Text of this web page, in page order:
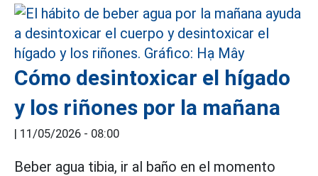
Cómo desintoxicar el hígado
y los riñones por la mañana
| 11/05/2026 - 08:00
Beber agua tibia, ir al baño en el momento